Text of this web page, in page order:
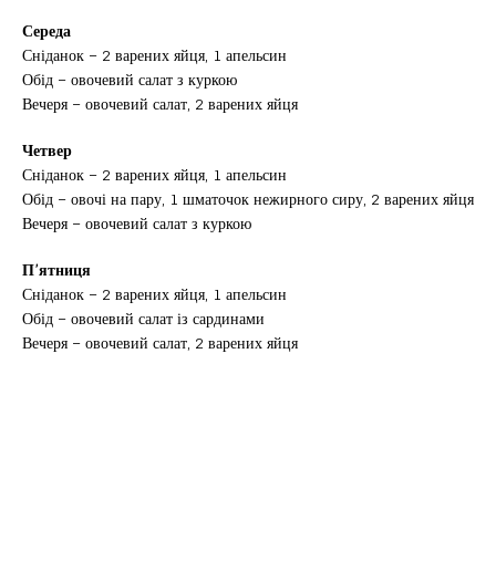
Середа
Сніданок – 2 варених яйця, 1 апельсин
Обід – овочевий салат з куркою
Вечеря – овочевий салат, 2 варених яйця
Четвер
Сніданок – 2 варених яйця, 1 апельсин
Обід – овочі на пару, 1 шматочок нежирного сиру, 2 варених яйця
Вечеря – овочевий салат з куркою
П’ятниця
Сніданок – 2 варених яйця, 1 апельсин
Обід – овочевий салат із сардинами
Вечеря – овочевий салат, 2 варених яйця